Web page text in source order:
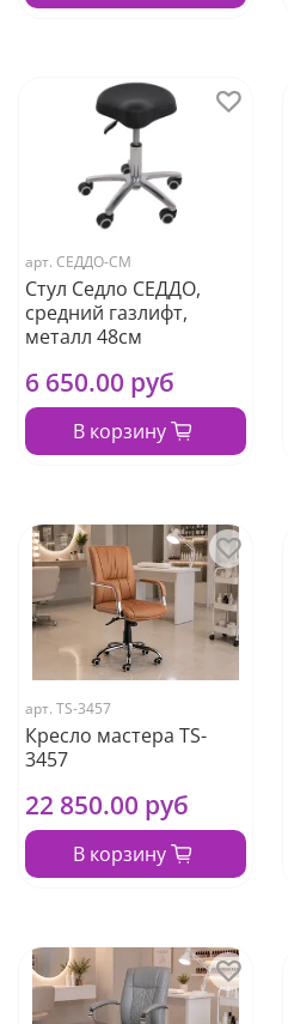
арт. СЕДДО-СМ
Стул Седло СЕДДО,
средний газлифт,
металл 48см
6 650.00 руб
В корзину
арт. TS-3457
Кресло мастера TS-
3457
22 850.00 руб
В корзину